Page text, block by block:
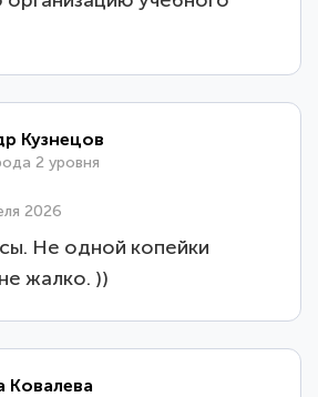
Кузнецов
2 уровня
2026
Не одной копейки
жалко. ))
Ковалева